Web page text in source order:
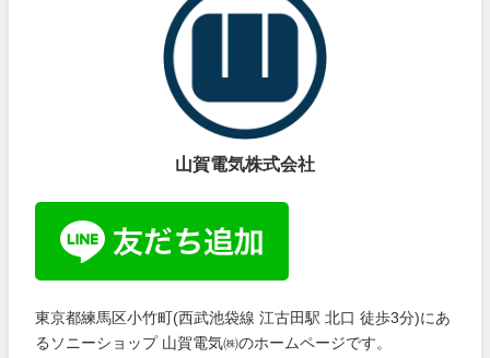
山賀電気株式会社
東京都練馬区小竹町(西武池袋線 江古田駅 北口 徒歩3分)にあ
るソニーショップ 山賀電気㈱のホームページです。